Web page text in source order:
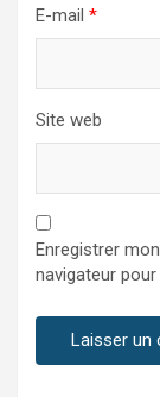
E-mail *
Site web
Enregistrer
navigateur